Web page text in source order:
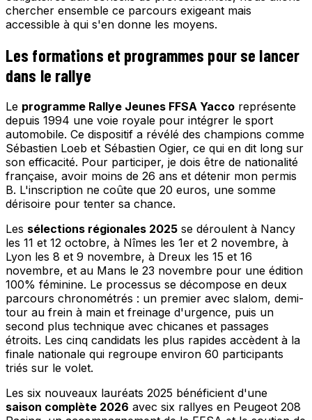
chercher ensemble ce parcours exigeant mais
accessible à qui s'en donne les moyens.
Les formations et programmes pour se lancer
dans le rallye
Le programme Rallye Jeunes FFSA Yacco représente
depuis 1994 une voie royale pour intégrer le sport
automobile. Ce dispositif a révélé des champions comme
Sébastien Loeb et Sébastien Ogier, ce qui en dit long sur
son efficacité. Pour participer, je dois être de nationalité
française, avoir moins de 26 ans et détenir mon permis
B. L'inscription ne coûte que 20 euros, une somme
dérisoire pour tenter sa chance.
Les sélections régionales 2025 se déroulent à Nancy
les 11 et 12 octobre, à Nîmes les 1er et 2 novembre, à
Lyon les 8 et 9 novembre, à Dreux les 15 et 16
novembre, et au Mans le 23 novembre pour une édition
100% féminine. Le processus se décompose en deux
parcours chronométrés : un premier avec slalom, demi-
tour au frein à main et freinage d'urgence, puis un
second plus technique avec chicanes et passages
étroits. Les cinq candidats les plus rapides accèdent à la
finale nationale qui regroupe environ 60 participants
triés sur le volet.
Les six nouveaux lauréats 2025 bénéficient d'une
saison complète 2026 avec six rallyes en Peugeot 208